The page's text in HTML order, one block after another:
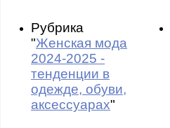
Рубрика
"Женская мода
2024-2025 -
тенденции в
одежде, обуви,
аксессуарах"